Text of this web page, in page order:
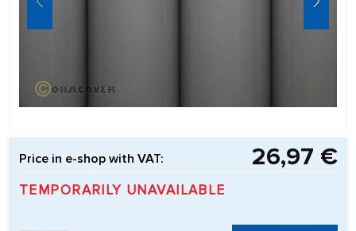
Price in e-shop with VAT: 26,97 €
TEMPORARILY UNAVAILABLE